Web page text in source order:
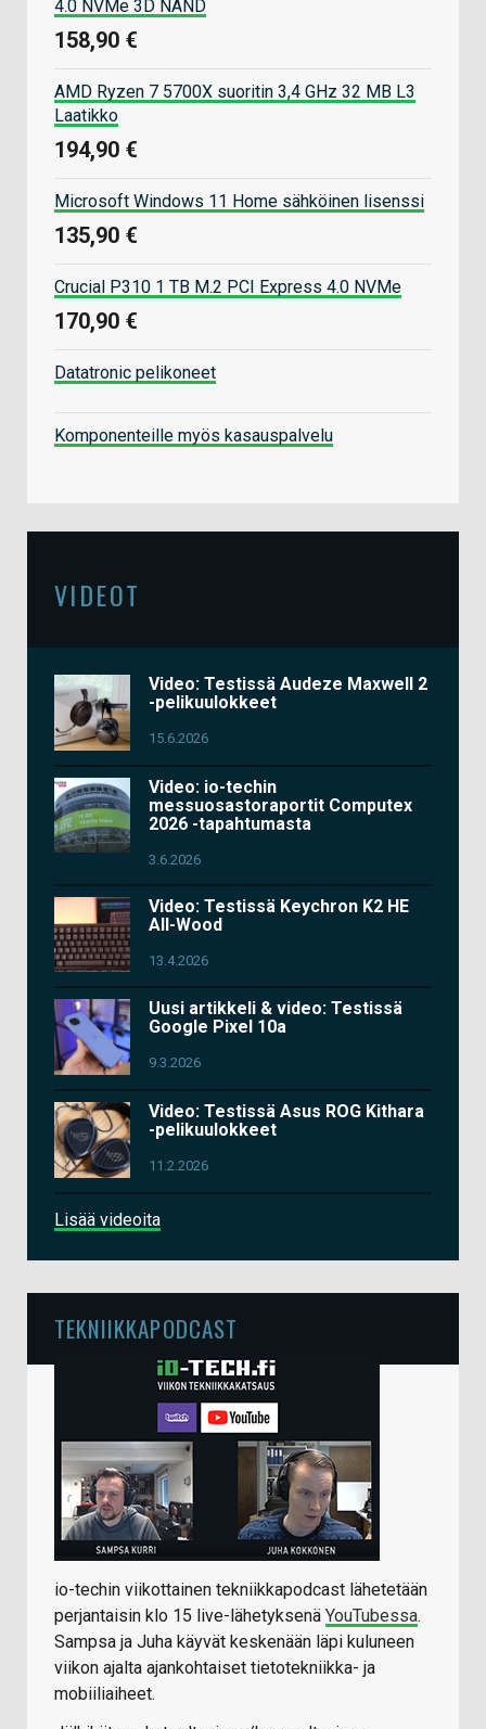
4.0 NVMe 3D NAND
158,90 €
AMD Ryzen 7 5700X suoritin 3,4 GHz 32 MB L3
Laatikko
194,90 €
Microsoft Windows 11 Home sähköinen lisenssi
135,90 €
Crucial P310 1 TB M.2 PCI Express 4.0 NVMe
170,90 €
Datatronic pelikoneet
Komponenteille myös kasauspalvelu
VIDEOT
Video: Testissä Audeze Maxwell 2
-pelikuulokkeet
15.6.2026
Video: io-techin
messuosastoraportit Computex
2026 -tapahtumasta
3.6.2026
Video: Testissä Keychron K2 HE
All-Wood
13.4.2026
Uusi artikkeli & video: Testissä
Google Pixel 10a
9.3.2026
Video: Testissä Asus ROG Kithara
-pelikuulokkeet
11.2.2026
Lisää videoita
TEKNIIKKAPODCAST
io-techin viikottainen tekniikkapodcast lähetetään
perjantaisin klo 15 live-lähetyksenä YouTubessa.
Sampsa ja Juha käyvät keskenään läpi kuluneen
viikon ajalta ajankohtaiset tietotekniikka- ja
mobiiliaiheet.